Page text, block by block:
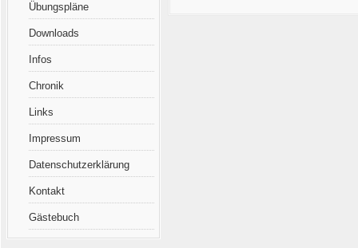
Übungspläne
Downloads
Infos
Chronik
Links
Impressum
Datenschutzerklärung
Kontakt
Gästebuch